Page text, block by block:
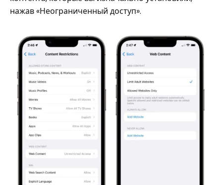
нажав «Неограниченный доступ».